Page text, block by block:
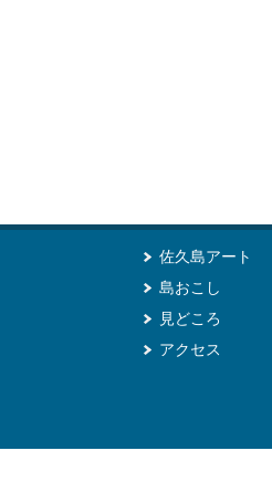
佐久島アート
島おこし
見どころ
アクセス